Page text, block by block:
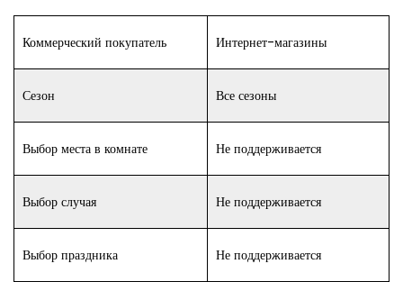
Коммерческий покупатель Интернет-магазины
Сезон Все сезоны
Выбор места в комнате Не поддерживается
Выбор случая Не поддерживается
Выбор праздника Не поддерживается